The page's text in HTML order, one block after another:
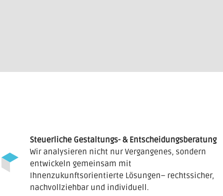
Steuerliche Gestaltungs- & Entscheidungsberatung
Wir analysieren nicht nur Vergangenes, sondern
entwickeln gemeinsam mit
Ihnenzukunftsorientierte Lösungen– rechtssicher,
nachvollziehbar und individuell.